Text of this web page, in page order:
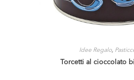
Idee Regalo,
Torcetti al cioccolato